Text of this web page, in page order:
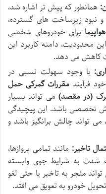
همانطور که پیش تر اشاره شد،
نبود زیرساخت های گسترده،
برای خودروهای شخصی
محدودیت، دامنه کاربرد این
کاهش می دهد.
با وجود سهولت نسبی در
فرآیند مقررات گمرکی حمل
(در مقصد) می تواند بسیار
تخصصی باشد. این پیچیدگی
می تواند چالش برانگیز باشد و
تاخیر: مانند تمامی پروازها،
شدت به شرایط جوی وابسته
منجر به تاخیر یا حتی لغو
خودرو به تعویق می افتد.